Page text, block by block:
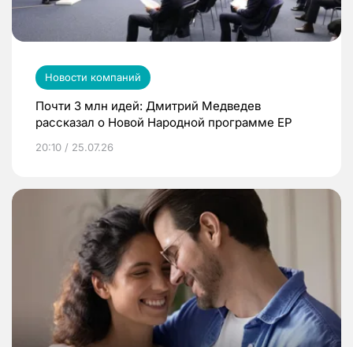
Новости компаний
Почти 3 млн идей: Дмитрий Медведев
рассказал о Новой Народной программе ЕР
20:10 / 25.07.26